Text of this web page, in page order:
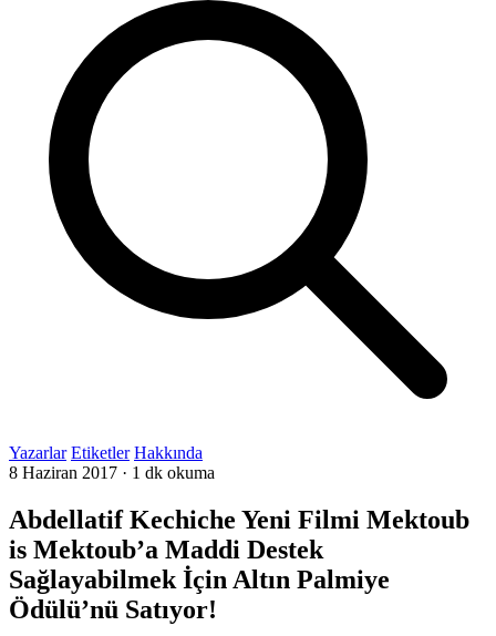
Yazarlar Etiketler Hakkında
8 Haziran 2017 · 1 dk okuma
Abdellatif Kechiche Yeni Filmi Mektoub
is Mektoub’a Maddi Destek
Sağlayabilmek İçin Altın Palmiye
Ödülü’nü Satıyor!